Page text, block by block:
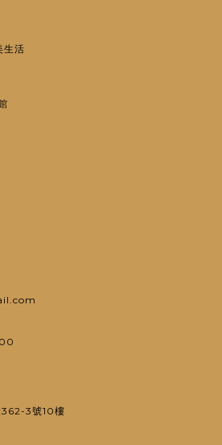
生活
362-3號10樓